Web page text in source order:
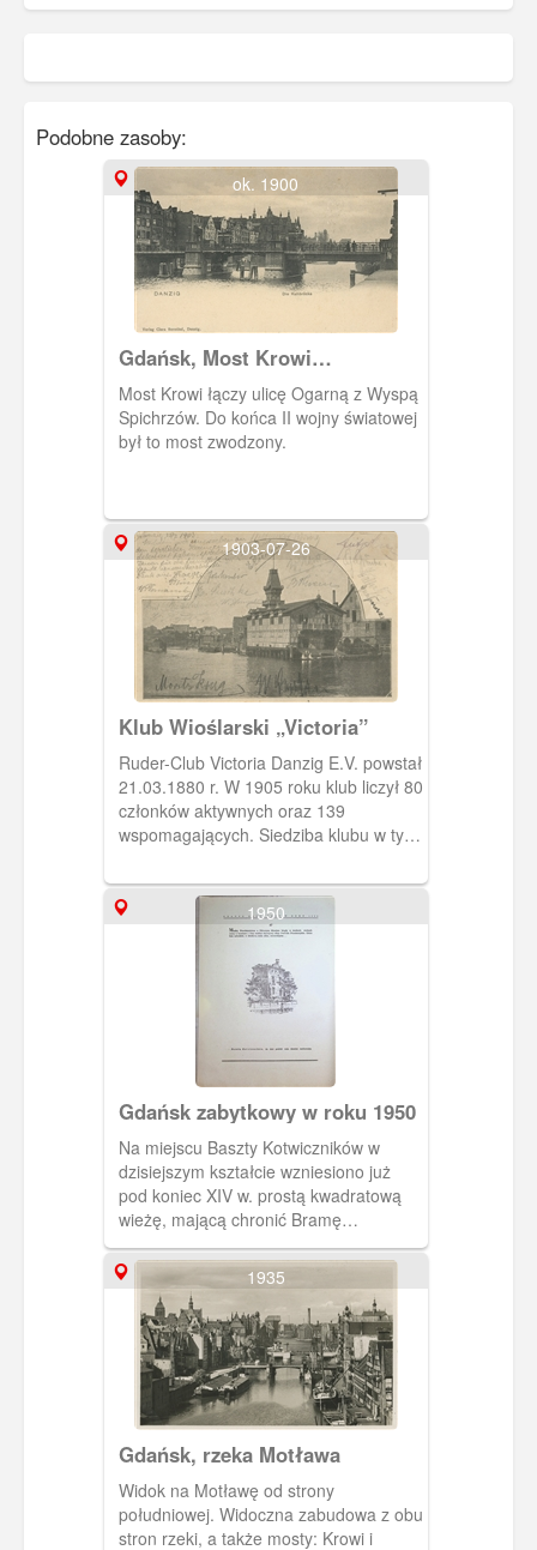
Podobne zasoby:
ok. 1900
Gdańsk, Most Krowi
(Kuhbrucke)
Most Krowi łączy ulicę Ogarną z Wyspą
Spichrzów. Do końca II wojny światowej
był to most zwodzony.
1903-07-26
Klub Wioślarski „Victoria”
Ruder-Club Victoria Danzig E.V. powstał
21.03.1880 r. W 1905 roku klub liczył 80
członków aktywnych oraz 139
wspomagających. Siedziba klubu w tym
wysokości Placu Wintera.
1950
Gdańsk zabytkowy w roku 1950
Na miejscu Baszty Kotwiczników w
dzisiejszym kształcie wzniesiono już
pod koniec XIV w. prostą kwadratową
wieżę, mającą chronić Bramę
Kotwiczników, poprzez którą wiodła
droga ze śródmieścia Gdańska ku
terenom stoczniowym na Starym
Przedmieściu. Grubość murów tej
budowli dowodzi, że początkowo
zamierzano wznieść basztę znacznie
wyższą, ale ostatecznie zrezygnowano
z takiego zamiaru.
1935
Gdańsk, rzeka Motława
Widok na Motławę od strony
południowej. Widoczna zabudowa z obu
stron rzeki, a także mosty: Krowi i